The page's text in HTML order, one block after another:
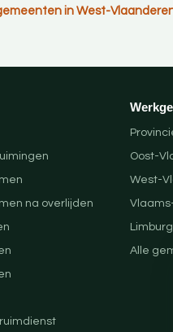
in West-
na overlijden
Oost-
West-
Alle